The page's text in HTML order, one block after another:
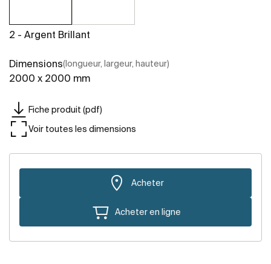
2 - Argent Brillant
Dimensions(longueur, largeur, hauteur)
2000 x 2000 mm
Fiche produit (pdf)
Voir toutes les dimensions
Acheter
Acheter en ligne